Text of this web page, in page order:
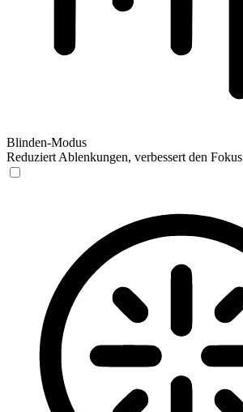
Blinden-Modus
Reduziert Ablenkungen, verbessert den Fokus